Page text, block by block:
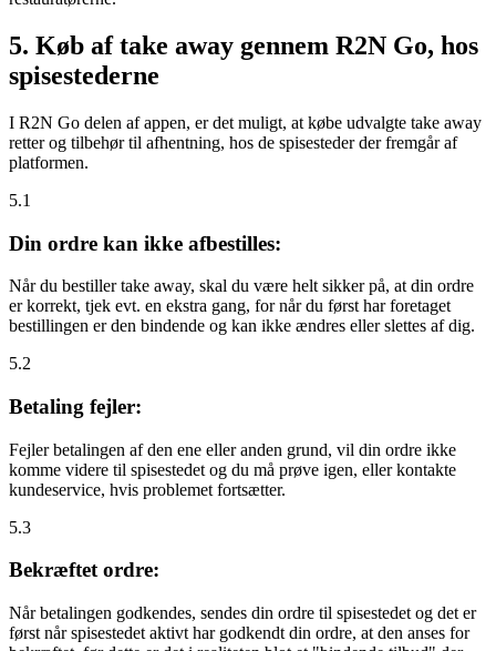
5. Køb af take away gennem R2N Go, hos
spisestederne
I R2N Go delen af appen, er det muligt, at købe udvalgte take away
retter og tilbehør til afhentning, hos de spisesteder der fremgår af
platformen.
5.1
Din ordre kan ikke afbestilles:
Når du bestiller take away, skal du være helt sikker på, at din ordre
er korrekt, tjek evt. en ekstra gang, for når du først har foretaget
bestillingen er den bindende og kan ikke ændres eller slettes af dig.
5.2
Betaling fejler:
Fejler betalingen af den ene eller anden grund, vil din ordre ikke
komme videre til spisestedet og du må prøve igen, eller kontakte
kundeservice, hvis problemet fortsætter.
5.3
Bekræftet ordre:
Når betalingen godkendes, sendes din ordre til spisestedet og det er
først når spisestedet aktivt har godkendt din ordre, at den anses for